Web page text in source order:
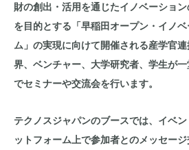
財の創出・活用を通じたイノベーショ
を目的とする「早稲田オープン・イノ
ム」の実現に向けて開催される産学官
界、ベンチャー、大学研究者、学生が
でセミナーや交流会を行います。
テクノスジャパンのブースでは、イベ
ットフォーム上で参加者とのメッセー